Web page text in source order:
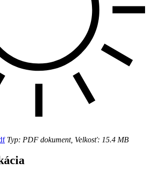
Typ: PDF dokument, Velkosť: 15.4 MB